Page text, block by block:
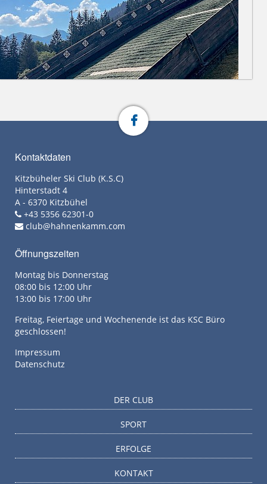
Kontaktdaten
Kitzbüheler Ski Club (K.S.C)
Hinterstadt 4
A - 6370 Kitzbühel
+43 5356 62301-0
club@hahnenkamm.com
Öffnungszeiten
Montag bis Donnerstag
08:00 bis 12:00 Uhr
13:00 bis 17:00 Uhr
Freitag, Feiertage und Wochenende ist das KSC Büro
geschlossen!
Impressum
Datenschutz
DER CLUB
SPORT
ERFOLGE
KONTAKT